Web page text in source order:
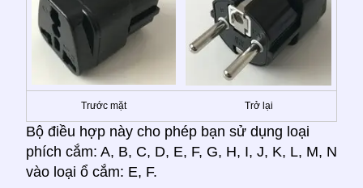
Trước mặt Trở lại
Bộ điều hợp này cho phép bạn sử dụng loại
phích cắm: A, B, C, D, E, F, G, H, I, J, K, L, M, N
vào loại ổ cắm: E, F.